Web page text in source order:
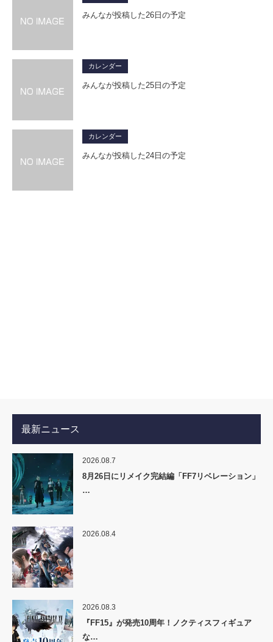
みんなが投稿した26日の予定
カレンダー
みんなが投稿した25日の予定
カレンダー
みんなが投稿した24日の予定
最新ニュース
2026.08.7
8月26日にリメイク完結編「FF7リベレーション」
…
2026.08.4
2026.08.3
『FF15』が発売10周年！ノクティスフィギュア
な…